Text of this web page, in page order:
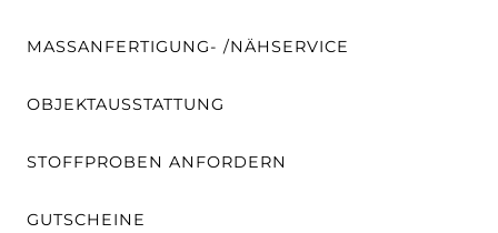
MASSANFERTIGUNG- /NÄHSERVICE
OBJEKTAUSSTATTUNG
STOFFPROBEN ANFORDERN
GUTSCHEINE